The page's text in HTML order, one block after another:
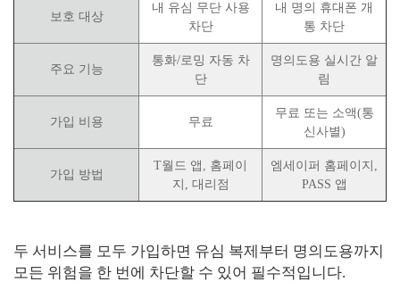
보호 대상
내 유심 무단 사용
차단
내 명의 휴대폰 개
통 차단
주요 기능
통화/로밍 자동 차
단
명의도용 실시간 알
림
가입 비용 무료
무료 또는 소액(통
신사별)
가입 방법
T월드 앱, 홈페이
지, 대리점
엠세이퍼 홈페이지,
PASS 앱
두 서비스를 모두 가입하면 유심 복제부터 명의도용까지
모든 위험을 한 번에 차단할 수 있어 필수적입니다.